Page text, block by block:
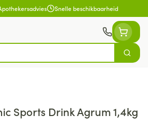
Snelle beschikbaarheid
Zoek
Sports Drink Agrum 1,4kg